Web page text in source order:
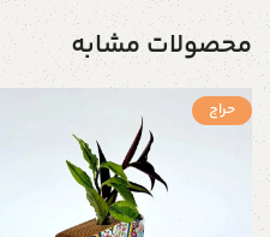
محصولات مشابه
حراج